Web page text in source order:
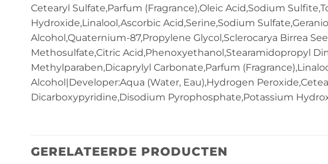
Cetearyl Sulfate,Parfum (Fragrance),Oleic Acid,Sodium
Hydroxide,Linalool,Ascorbic Acid,Serine,Sodium
Alcohol,Quaternium-87,Propylene Glycol,Sclerocarya Birrea
Methosulfate,Citric Acid,Phenoxyethanol,Stearamidopropyl
Methylparaben,Dicaprylyl Carbonate,Parfum
Alcohol|Developer:Aqua (Water, Eau),Hydrogen
Dicarboxypyridine,Disodium Pyrophosphate,Potassium
GERELATEERDE PRODUCTEN